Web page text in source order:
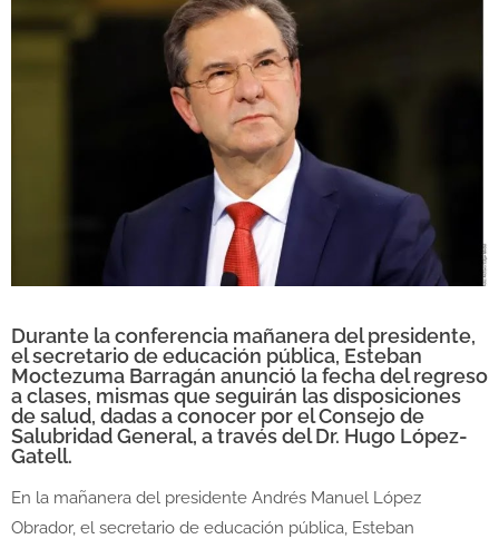
Durante la conferencia mañanera del presidente,
el secretario de educación pública, Esteban
Moctezuma Barragán anunció la fecha del regreso
a clases, mismas que seguirán las disposiciones
de salud, dadas a conocer por el Consejo de
Salubridad General, a través del Dr. Hugo López-
Gatell.
En la mañanera del presidente Andrés Manuel López
Obrador, el secretario de educación pública, Esteban